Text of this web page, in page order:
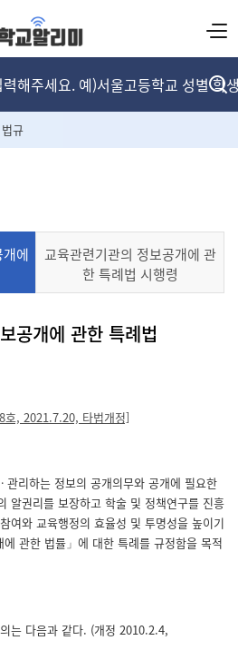
검
색
교
고
학
과
공
한
학
생
수.
한
국
초
학
생
규
에
교육관련기관의 정보공개에 관
한 특례법 시행령
공개에 관한 특례법
, 2021.7.20, 타법개정]
관리하는 정보의 공개의무와 공개에 필요한
알권리를 보장하고 학술 및 정책연구를 진흥
여와 교육행정의 효율성 및 투명성을 높이기
관한 법률」에 대한 특례를 규정함을 목적
는 다음과 같다. (개정 2010.2.4,